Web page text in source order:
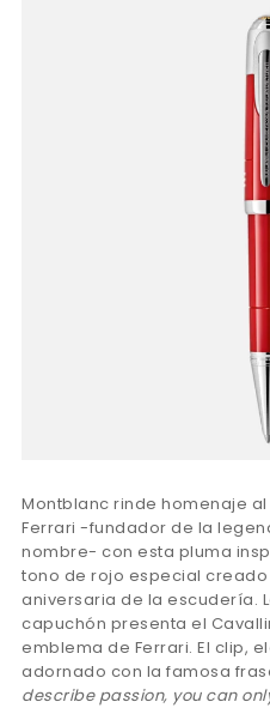
Montblanc rinde homenaje
Ferrari -fundador de la
nombre- con esta pluma
tono de rojo especial
aniversaria de la escudería.
capuchón presenta el
emblema de Ferrari. El clip,
adornado con la famosa
describe passion, you can